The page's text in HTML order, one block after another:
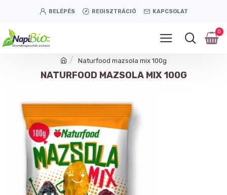
BELÉPÉS REGISZTRÁCIÓ KAPCSOLAT
0
Naturfood mazsola mix 100g
NATURFOOD MAZSOLA MIX 100G